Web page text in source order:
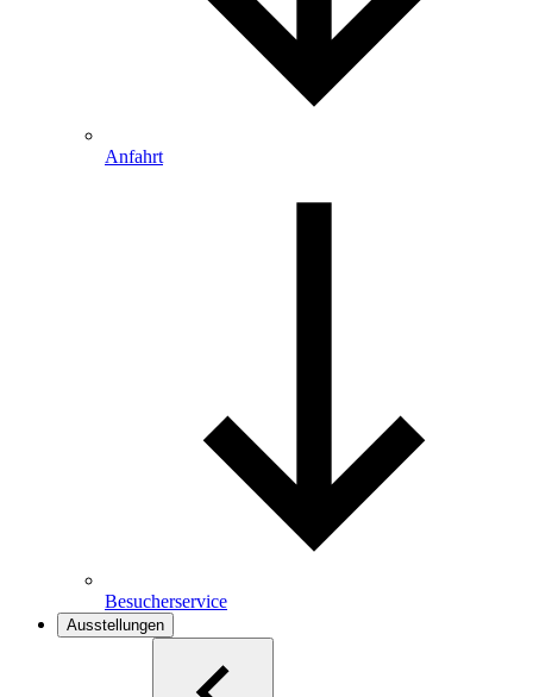
Anfahrt
Besucherservice
Ausstellungen